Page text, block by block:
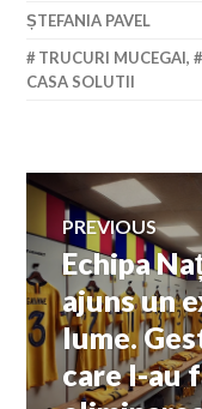
ȘTEFANIA PAVEL
TRUCURI MUCEGAI,
CASA SOLUTII
Navigare
în
articole
PREVIOUS
Previous
post:
Echipa
ajuns un
lume.
care l-au